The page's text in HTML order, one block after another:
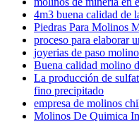
4m3 buena calidad de
Piedras Para Molinos
proceso para elaborar
joyerias de paso molino
Buena calidad molino
La producción de
fino precipitado
empresa de molinos
Molinos De Quimica